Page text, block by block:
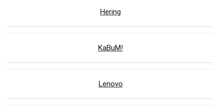
Hering
KaBuM!
Lenovo